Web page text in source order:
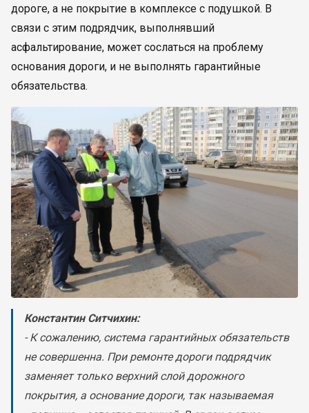
дороге, а не покрытие в комплексе с подушкой. В
связи с этим подрядчик, выполнявший
асфальтирование, может сослаться на проблему
основания дороги, и не выполнять гарантийные
обязательства.
Константин Ситчихин:
- К сожалению, система гарантийных обязательств
не совершенна. При ремонте дороги подрядчик
заменяет только верхний слой дорожного
покрытия, а основание дороги, так называемая